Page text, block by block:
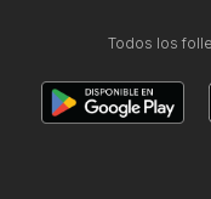
Todos los